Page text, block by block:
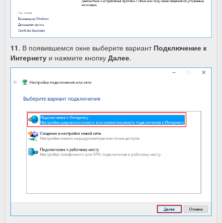
11. В появившемся окне выберите вариант Подключение к
Интернету и нажмите кнопку Далее.